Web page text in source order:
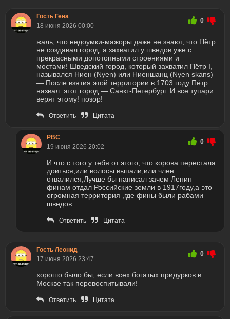
Гость Гена
18 июня 2026 00:00
0
жаль, что недоумки-мажоры даже не знают, что Пётр
не создавал город, а захватил у шведов уже с
прекрасными допотопными строениями и
мостами! Шведский город, который захватил Пётр I,
назывался Ниен (Nyen) или Ниеншанц (Nyen skans)
— После взятия этой территории в 1703 году Пётр
назвал этот город — Санкт-Петербург. И все тупари
верят этому! позор!
Ответить Цитата
РВС
19 июня 2026 20:02
0
И что с того у тебя от этого, что корова перестала
доиться,или волосы выпали,или член
отвалился,Лучше бы написал зачем Ленин
финам отдал Российские земли в 1917году,а это
огромная территория ,где фины были рабами
шведов
Ответить Цитата
Гость Леонид
17 июня 2026 23:47
0
хорошо было бы, если всех богатых придурков в
Москве так перевоспитывали!
Ответить Цитата